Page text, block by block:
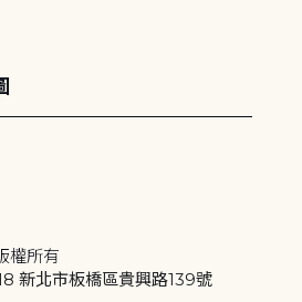
權所有
新北市板橋區貴興路139號